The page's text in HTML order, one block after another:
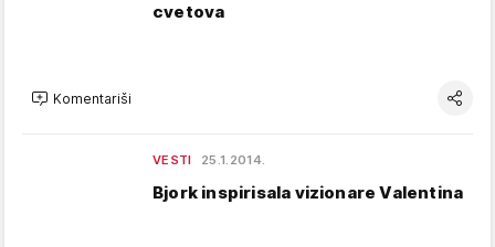
cvetova
Komentariši
VESTI 25.1.2014.
Bjork inspirisala vizionare Valentina